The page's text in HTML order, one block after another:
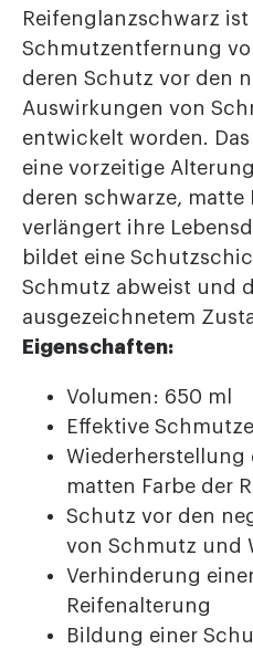
Reifenglanzschwarz
Schmutzentfernung
deren Schutz vor den
Auswirkungen von
entwickelt worden.
eine vorzeitige
deren schwarze, matte
verlängert ihre
bildet eine
Schmutz abweist und
ausgezeichnetem
Eigenschaften:
Volumen: 650 ml
Effektive
Wiederherstellung
matten Farbe der
Schutz vor den
von Schmutz und
Verhinderung
Reifenalterung
Bildung einer